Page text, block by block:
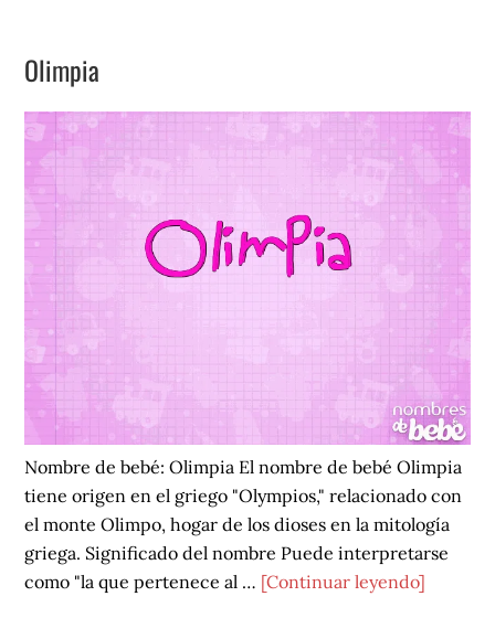
Olimpia
Nombre de bebé: Olimpia El nombre de bebé Olimpia
tiene origen en el griego "Olympios," relacionado con
el monte Olimpo, hogar de los dioses en la mitología
griega. Significado del nombre Puede interpretarse
como "la que pertenece al … [Continuar leyendo]